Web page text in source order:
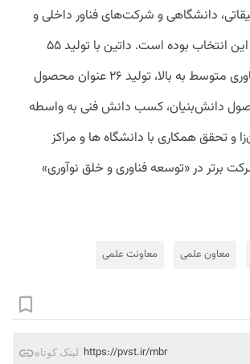
دانشگاهی و شرکت‌های فناور داخلی و
خارجی، از معیارهای این انتخاب بوده است. داتین با تولید ۵۵
محصول با سطح فناوری متوسط به بالا، تولید ۲۶ عنوان محصول
محصول دانش‌بنیان، کسب دانش فنی به واسطه
و تحقق همکاری با دانشگاه ها و مراکز
برتر در «توسعه فناوری و خلق نوآوری»
معاون علمی معاونت علمی
لینک کوتاه https://pvst.ir/mbr